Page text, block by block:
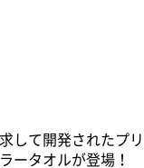
して開発されたプリ
ータオルが登場！